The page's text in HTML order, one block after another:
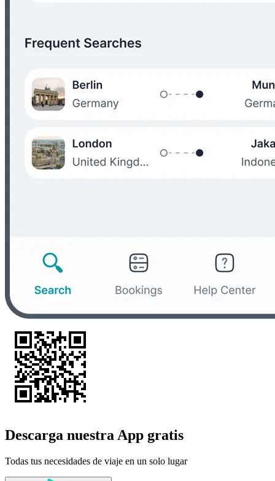
Descarga nuestra App gratis
Todas tus necesidades de viaje en un solo lugar